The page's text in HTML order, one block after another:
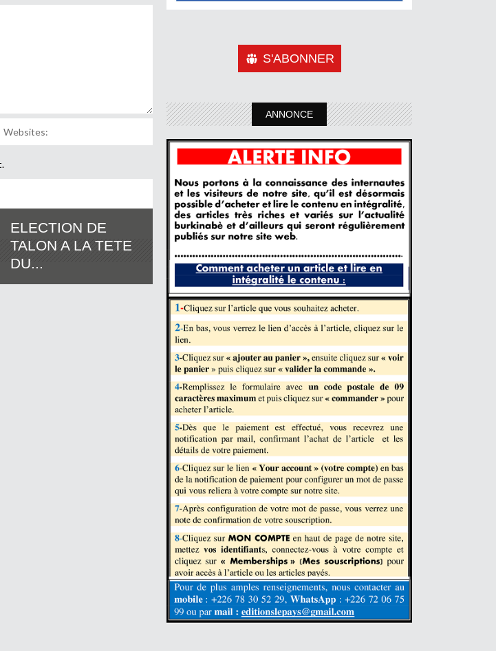
ELECTION DE
TALON A LA TETE
DU...
S'ABONNER
ANNONCE